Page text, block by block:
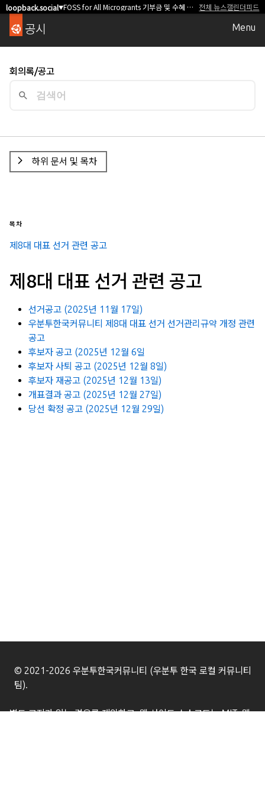
loopback.social▼ FOSS for All Microgrants 기부금 및 수혜 오픈소스 프로젝트/커뮤니티 모집 전체 뉴스캘린더피드
공시 Menu
회의록/공고
하위 문서 및 목차
목차
제8대 대표 선거 관련 공고
제8대 대표 선거 관련 공고
선거공고 (2025년 11월 17일)
우분투한국커뮤니티 제8대 대표 선거 선거관리규약 개정 관련
공고
후보자 공고 (2025년 12월 6일
후보자 사퇴 공고 (2025년 12월 8일)
후보자 재공고 (2025년 12월 13일)
개표결과 공고 (2025년 12월 27일)
당선 확정 공고 (2025년 12월 29일)
© 2021-2026 우분투한국커뮤니티 (우분투 한국 로컬 커뮤니티
팀).
별도 고지가 있는 경우를 제외하고, 웹 사이트 소스코드는 MIT, 웹